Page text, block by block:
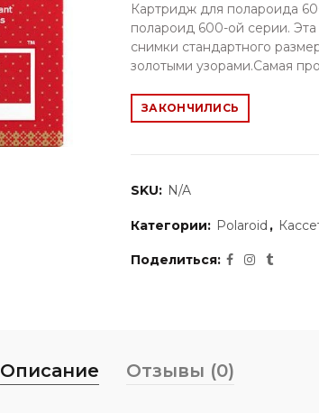
Картридж для полароида
полароид 600-ой серии.
снимки стандартного
золотыми узорами.Самая
ЗАКОНЧИЛИСЬ
SKU: N/A
Категории: Polaroid ,
Поделиться
Описание Отзывы (0)